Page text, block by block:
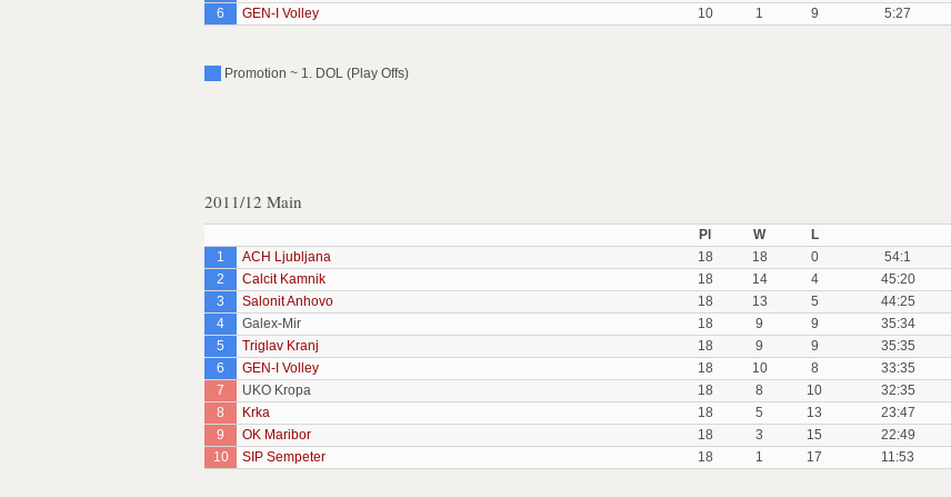
6
GEN-I Volley 10 1 9 5:27
Promotion ~ 1. DOL (Play Offs)
2011/12 Main
Pl W L
1
ACH Ljubljana 18 18 0 54:1
2
Calcit Kamnik 18 14 4 45:20
3
Salonit Anhovo 18 13 5 44:25
4
Galex-Mir 18 9 9 35:34
5
Triglav Kranj 18 9 9 35:35
6
GEN-I Volley 18 10 8 33:35
7
UKO Kropa 18 8 10 32:35
8
Krka 18 5 13 23:47
9
OK Maribor 18 3 15 22:49
10
SIP Sempeter 18 1 17 11:53